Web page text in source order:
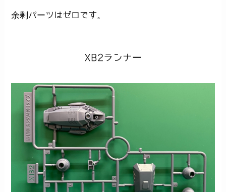
余剰パーツはゼロです。
XB2ランナー